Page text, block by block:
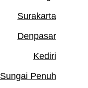
Surakarta
Denpasar
Kediri
Sungai Penuh